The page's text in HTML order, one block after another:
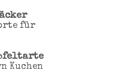
für
Kuchen